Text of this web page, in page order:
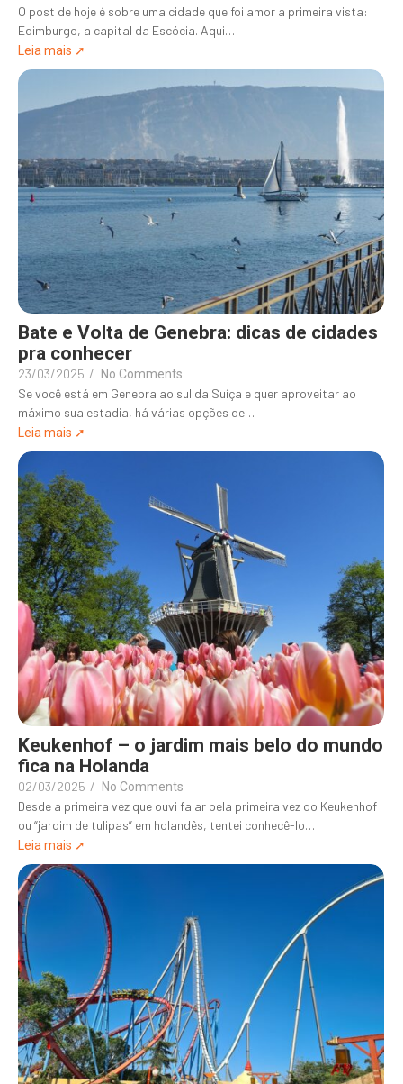
O post de hoje é sobre uma cidade que foi amor a primeira vista:
Edimburgo, a capital da Escócia. Aqui…
Leia mais ➚
Bate e Volta de Genebra: dicas de cidades
pra conhecer
23/03/2025 / No Comments
Se você está em Genebra ao sul da Suíça e quer aproveitar ao
máximo sua estadia, há várias opções de…
Leia mais ➚
Keukenhof – o jardim mais belo do mundo
fica na Holanda
02/03/2025 / No Comments
Desde a primeira vez que ouvi falar pela primeira vez do Keukenhof
ou “jardim de tulipas” em holandês, tentei conhecê-lo…
Leia mais ➚